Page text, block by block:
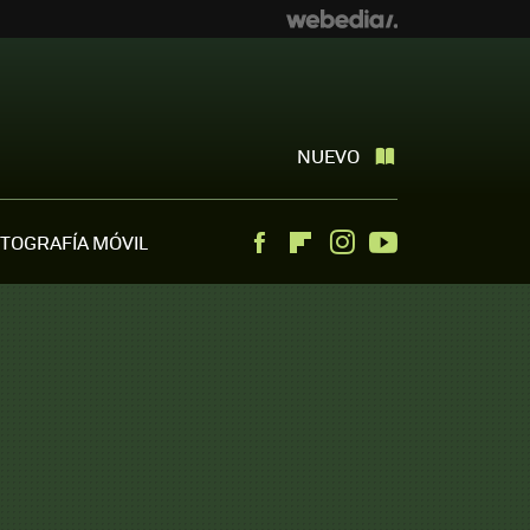
NUEVO
MÓVIL FacebookFlipboardInstagram